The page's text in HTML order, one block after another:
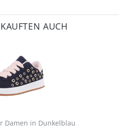
AUCH
Damen in Dunkelblau